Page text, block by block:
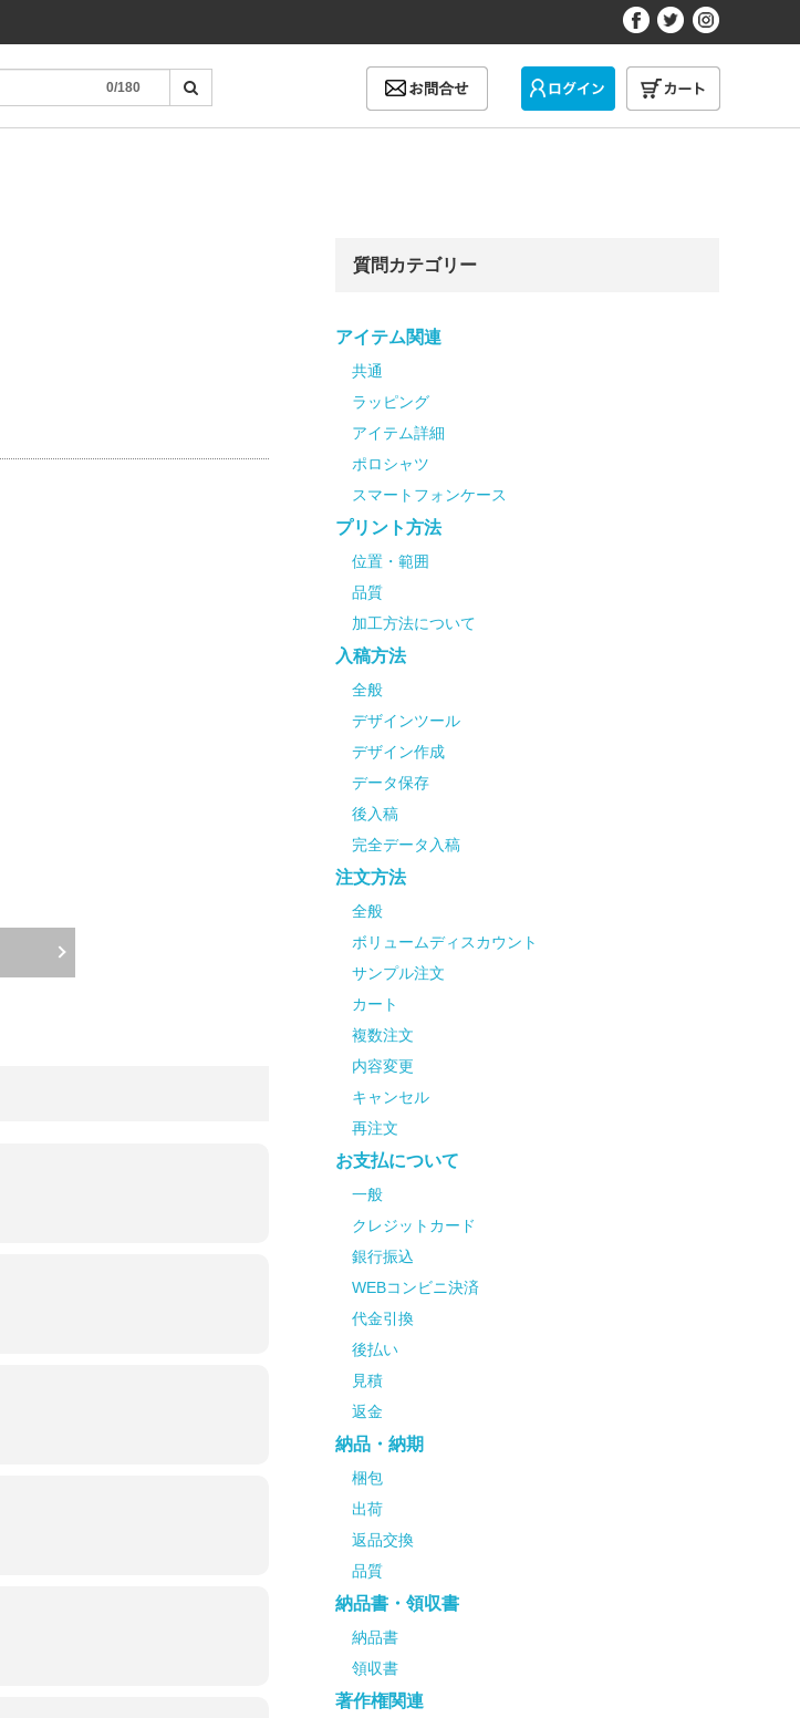
0/180
質問カテゴリー
アイテム関連
共通
ラッピング
アイテム詳細
ポロシャツ
スマートフォンケース
プリント方法
位置・範囲
品質
加工方法について
入稿方法
全般
デザインツール
デザイン作成
データ保存
後入稿
完全データ入稿
注文方法
全般
ボリュームディスカウント
サンプル注文
カート
複数注文
内容変更
キャンセル
再注文
お支払について
一般
クレジットカード
銀行振込
WEBコンビニ決済
代金引換
後払い
見積
返金
納品・納期
梱包
出荷
返品交換
品質
納品書・領収書
納品書
領収書
著作権関連